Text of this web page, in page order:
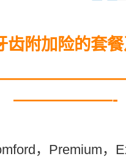
齿附加险的套
——————-
，Premium，